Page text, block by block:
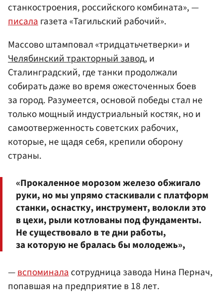
станкостроения, российского комбината», —
писалагазета «Тагильский рабочий».
Массово штамповал «тридцатьчетверки» и
Челябинский тракторный завод, и
Сталинградский, где танки продолжали
собирать даже во время ожесточенных боев
за город. Разумеется, основой победы стал не
только мощный индустриальный костяк, но и
самоотверженность советских рабочих,
которые, не щадя себя, крепили оборону
страны.
«Прокаленное морозом железо обжигало
руки, но мы упрямо стаскивали с платформ
станки, оснастку, инструмент, волокли это
в цехи, рыли котлованы под фундаменты.
Не существовало в те дни работы,
за которую не бралась бы молодежь»,
—вспоминаласотрудница завода Нина Пернач,
попавшая на предприятие в 18 лет.